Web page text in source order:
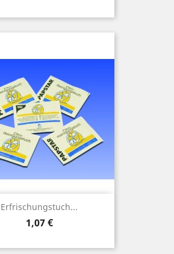
Erfrischungstuch...
Preis
1,07 €